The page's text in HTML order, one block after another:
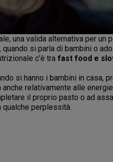
una valida alternativa per un
si parla di bambini o
c’è tra fast food e
si hanno i bambini in casa,
relativamente alle
il proprio pasto o ad
qualche perplessità.